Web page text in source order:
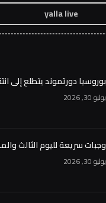
yalla live
بوروسيا دورتموند يتطلع إلى
يوليو 30, 2026
وجبات سريعة لليوم الثالث
يوليو 30, 2026